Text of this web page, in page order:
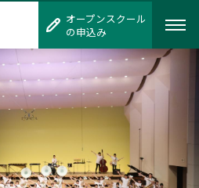
オープンスクール
の申込み
オープンスクール
の申込み